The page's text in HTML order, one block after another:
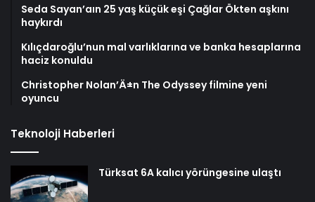
Seda Sayan’aın 25 yaş küçük eşi Çağlar Ökten aşkını
haykırdı
Kılıçdaroğlu’nun mal varlıklarına ve banka hesaplarına
haciz konuldu
Christopher Nolan’Ä±n The Odyssey filmine yeni
oyuncu
Teknoloji Haberleri
Türksat 6A kalıcı yörüngesine ulaştı